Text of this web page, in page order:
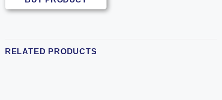
RELATED PRODUCTS